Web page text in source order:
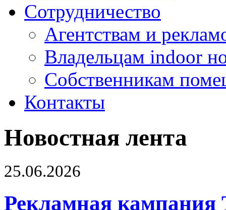
Сотрудничество
Агентствам и
Владельцам indoor
Собственникам
Контакты
Новостная лента
25.06.2026
Рекламная кампания